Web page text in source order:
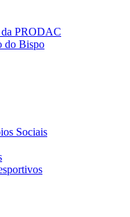
PRODAC
do Bispo
Sociais